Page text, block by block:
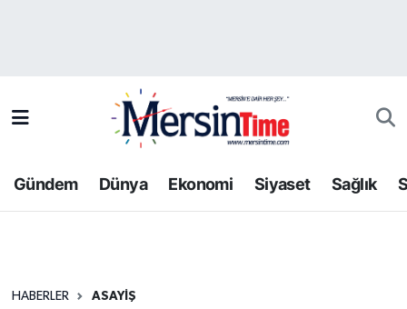
Gündem Dünya Ekonomi Siyaset Sağlık
HABERLER ASAYIŞ
Bilim-Teknoloji
Dünya
Ekonomi
Trafik Durumu
Tüm Manşetler
Haber Arşivi